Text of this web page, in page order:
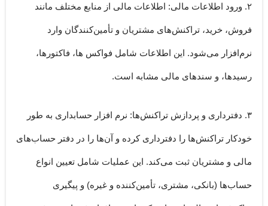
۲. ورود اطلاعات مالی: اطلاعات مالی از منابع مختلف مانند
فروش، خرید، تراکنش‌های مشتریان و تأمین‌کنندگان وارد
نرم‌افزار می‌شود. این اطلاعات شامل فواکس ها، فاکتورها،
رسیدها، و سند‌های مالی مشابه است.
۳. دفترداری و پردازش تراکنش‌ها: نرم افزار حسابداری به طور
خودکار تراکنش‌ها را دفترداری کرده و آن‌ها را در دفتر حساب‌های
مالی و مشتریان ثبت می‌کند. این عملیات شامل تعیین انواع
حساب‌ها (بانکی، مشتری، تأمین‌کننده و غیره) و پیگیری